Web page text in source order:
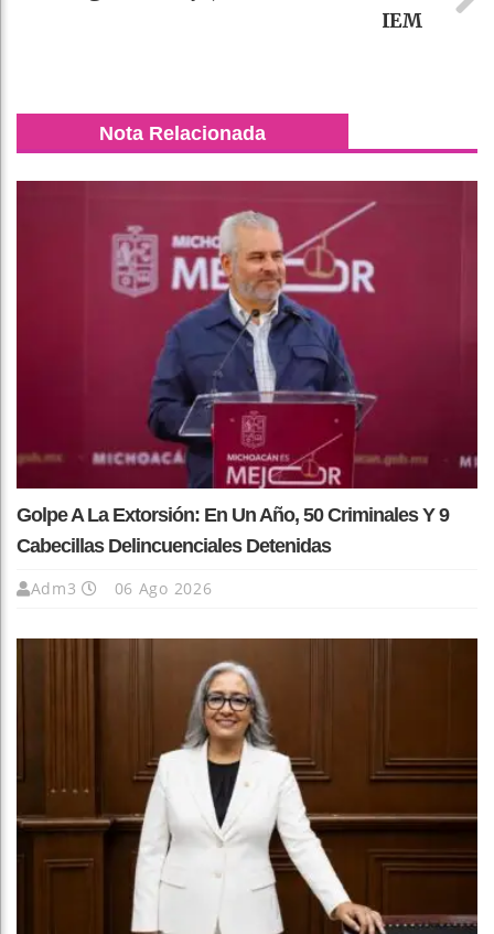
IEM
Nota Relacionada
Golpe A La Extorsión: En Un Año, 50 Criminales Y 9
Cabecillas Delincuenciales Detenidas
Adm3 06 Ago 2026